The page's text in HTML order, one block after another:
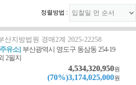
정렬방법 :
산지방법원 경매2계 2025-22258
유소] 부산광역시 영도구 동삼동 254-19
2필지
4,534,320,950원
(70%)3,174,025,000원